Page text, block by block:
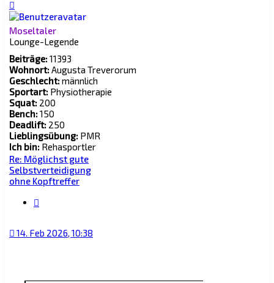
oben
Moseltaler
Lounge-Legende
Beiträge:11393
Wohnort:Augusta Treverorum
Geschlecht:männlich
Sportart: Physiotherapie
Squat: 200
Bench:150
Deadlift: 250
Lieblingsübung: PMR
Ich bin: Rehasportler
Re: Möglichst gute
Selbstverteidigung
ohne Kopftreffer
14. Feb 2026, 10:38